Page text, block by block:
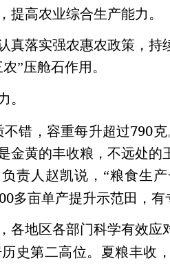
提高农业综合生产能力。
落实强农惠农政策，持
”压舱石作用。
错，容重每升超过790
金黄的丰收粮，不远处的
责人赵凯说，“粮食生
多亩单产提升示范田，
地区各部门科学有效应
史第二高位。夏粮丰收